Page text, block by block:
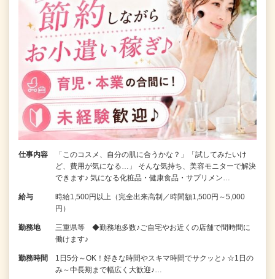
仕事内容
「このコスメ、自分の肌に合うかな？」「試してみたいけ
ど、費用が気になる…」 そんな気持ち、美容モニターで解決
できます♪ 気になる化粧品・健康食品・サプリメン…
給与
時給1,500円以上（完全出来高制／時間額1,500円～5,000
円）
勤務地
三重県等 ◆勤務地多数♪ご自宅やお近くの店舗で間時間に
働けます♪
勤務時間
1日5分～OK！好きな時間やスキマ時間でサクッと♪ ☆1日の
み～中長期まで幅広く大歓迎♪…